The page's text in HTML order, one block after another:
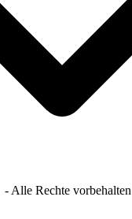
- Alle Rechte vorbehalten